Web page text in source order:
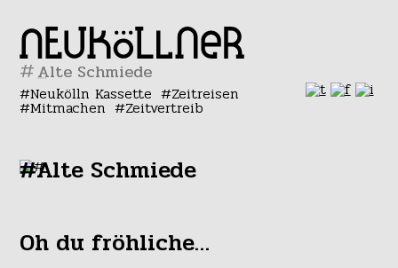
#
Neukölln Kassette Zeitreisen
Mitmachen Zeitvertreib
#Alte Schmiede
Oh du fröhliche…